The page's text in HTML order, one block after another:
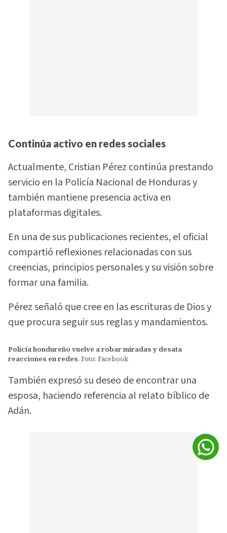
Continúa activo en redes sociales
Actualmente, Cristian Pérez continúa prestando
servicio en la Policía Nacional de Honduras y
también mantiene presencia activa en
plataformas digitales.
En una de sus publicaciones recientes, el oficial
compartió reflexiones relacionadas con sus
creencias, principios personales y su visión sobre
formar una familia.
Pérez señaló que cree en las escrituras de Dios y
que procura seguir sus reglas y mandamientos.
Policía hondureño vuelve a robar miradas y desata
reacciones en redes. Foto: Facebook
También expresó su deseo de encontrar una
esposa, haciendo referencia al relato bíblico de
Adán.